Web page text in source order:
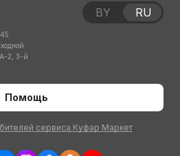
2, 3-й
Помощь
сервиса Куфар Маркет
BY RU